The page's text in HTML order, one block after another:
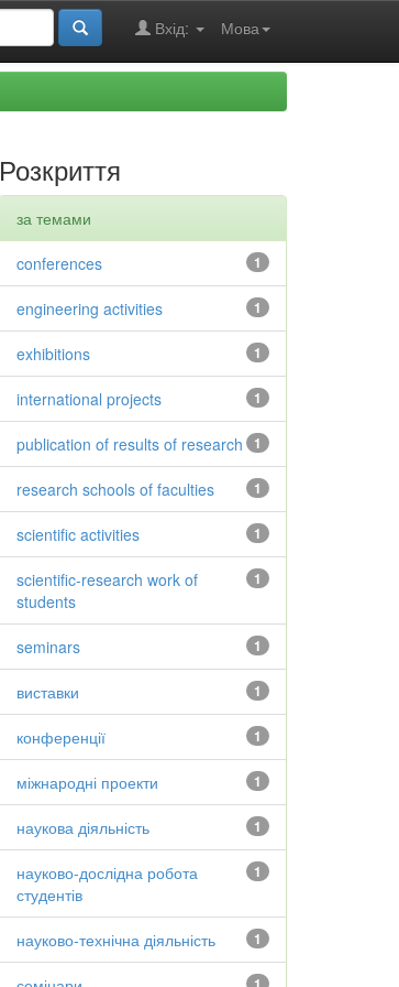
Мова
Вхід:
Розкриття
за темами
1
conferences
1
engineering activities
1
exhibitions
1
international projects
1
publication of results of research
1
research schools of faculties
1
scientific activities
1
scientific-research work of
students
1
seminars
1
виставки
1
конференції
1
міжнародні проекти
1
наукова діяльність
1
науково-дослідна робота
студентів
1
науково-технічна діяльність